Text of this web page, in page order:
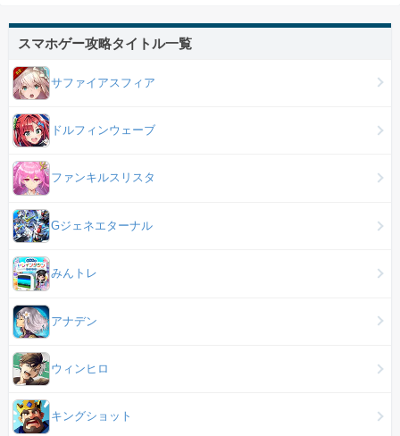
スマホゲー攻略タイトル一覧
サファイアスフィア
ドルフィンウェーブ
ファンキルスリスタ
Gジェネエターナル
みんトレ
アナデン
ウィンヒロ
キングショット